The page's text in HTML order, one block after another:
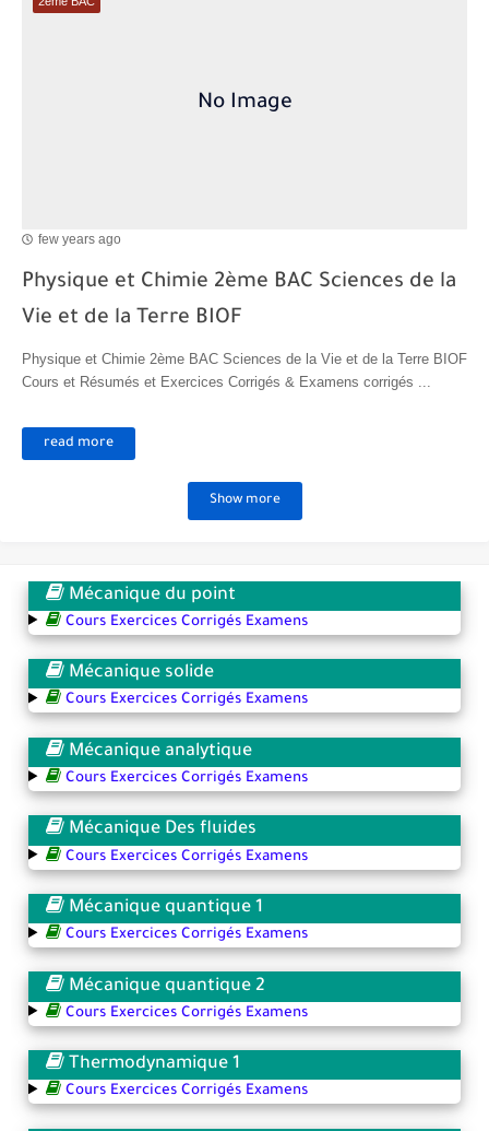
few years ago
Physique et Chimie 2ème BAC Sciences de la
Vie et de la Terre BIOF
Physique et Chimie 2ème BAC Sciences de la Vie et de la Terre BIOF
Cours et Résumés et Exercices Corrigés & Examens corrigés ...
read more
Show more
Mécanique du point
Cours Exercices Corrigés Examens
Mécanique solide
Cours Exercices Corrigés Examens
Mécanique analytique
Cours Exercices Corrigés Examens
Mécanique Des fluides
Cours Exercices Corrigés Examens
Mécanique quantique 1
Cours Exercices Corrigés Examens
Mécanique quantique 2
Cours Exercices Corrigés Examens
Thermodynamique 1
Cours Exercices Corrigés Examens